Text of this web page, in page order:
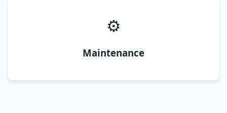
⚙️
Maintenance